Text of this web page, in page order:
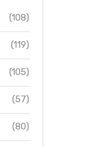
(108)
(119)
(105)
(57)
(80)